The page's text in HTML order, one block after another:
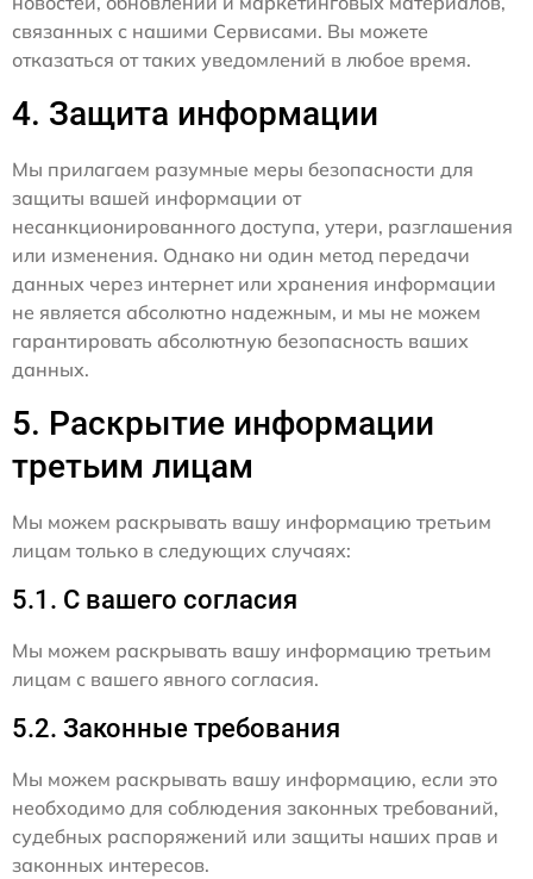
связанных с нашими Сервисами. Вы можете
отказаться от таких уведомлений в любое время.
4. Защита информации
Мы прилагаем разумные меры безопасности для
защиты вашей информации от
несанкционированного доступа, утери, разглашения
или изменения. Однако ни один метод передачи
данных через интернет или хранения информации
не является абсолютно надежным, и мы не можем
гарантировать абсолютную безопасность ваших
данных.
5. Раскрытие информации
третьим лицам
Мы можем раскрывать вашу информацию третьим
лицам только в следующих случаях:
5.1. С вашего согласия
Мы можем раскрывать вашу информацию третьим
лицам с вашего явного согласия.
5.2. Законные требования
Мы можем раскрывать вашу информацию, если это
необходимо для соблюдения законных требований,
судебных распоряжений или защиты наших прав и
законных интересов.